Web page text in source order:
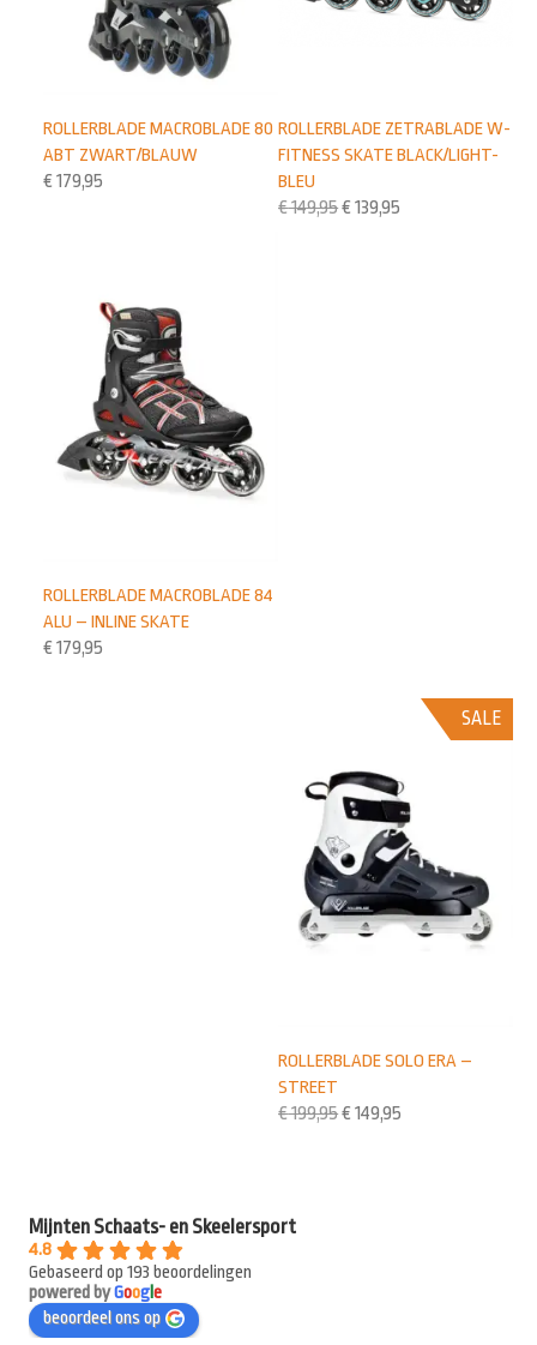
ROLLERBLADE ZETRABLADE W-
FITNESS SKATE BLACK/LIGHT-
BLEU
€149,95€ 139,95
ROLLERBLADE MACROBLADE 80
ABT ZWART/BLAUW
€ 179,95
ROLLERBLADE MACROBLADE 84
ALU – INLINE SKATE
€ 179,95
SALE
ROLLERBLADE SOLO ERA –
STREET
€199,95€ 149,95
Mijnten Schaats- en Skeelersport
4.8
Gebaseerd op 193 beoordelingen
powered byGooge
beoordeel ons op